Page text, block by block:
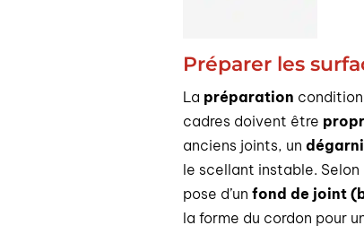
Préparer les
La préparation
cadres doivent être
anciens joints, un
le scellant instable. Selon
pose d’unfond de joint
la forme du cordon pour